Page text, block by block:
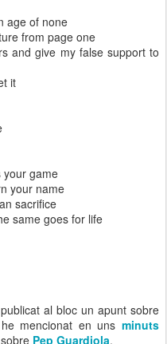
age of none
from page one
and give my false support to
it
your game
your name
sacrifice
same goes for life
al bloc un apunt sobre
mencionat en unsminuts
Pep Guardiola.